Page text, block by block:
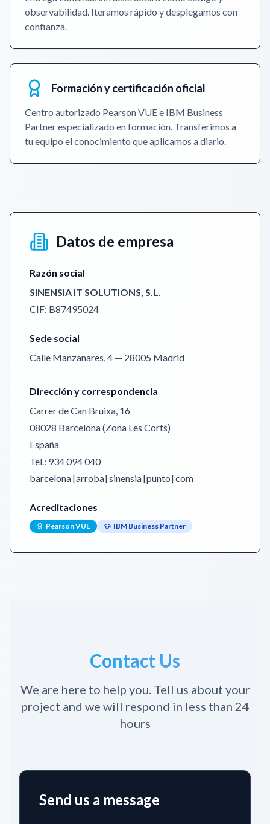
observabilidad. Iteramos rápido y desplegamos con
confianza.
Formación y certificación oficial
Centro autorizado Pearson VUE e IBM Business
Partner especializado en formación. Transferimos a
tu equipo el conocimiento que aplicamos a diario.
Datos de empresa
Razón social
SINENSIA IT SOLUTIONS, S.L.
CIF: B87495024
Sede social
Calle Manzanares, 4 — 28005 Madrid
Dirección y correspondencia
Carrer de Can Bruixa, 16
08028 Barcelona (Zona Les Corts)
España
Tel.: 934 094 040
barcelona [arroba] sinensia [punto] com
Acreditaciones
Pearson VUE IBM Business Partner
Contact Us
We are here to help you. Tell us about your
project and we will respond in less than 24
hours
Send us a message